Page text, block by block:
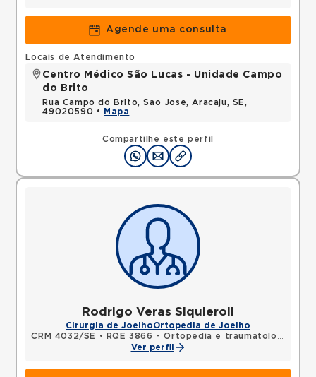
Agende uma consulta
Compartilhe este perfil
Locais de Atendimento
Centro Médico São Lucas - Unidade Campo
do Brito
Rua Campo do Brito, Sao Jose, Aracaju, SE,
49020590 •
Mapa
Rodrigo Veras Siquieroli
Cirurgia de JoelhoOrtopedia de Joelho
CRM 4032/SE
•
RQE 3866 - Ortopedia e traumatologia
Ver perfil